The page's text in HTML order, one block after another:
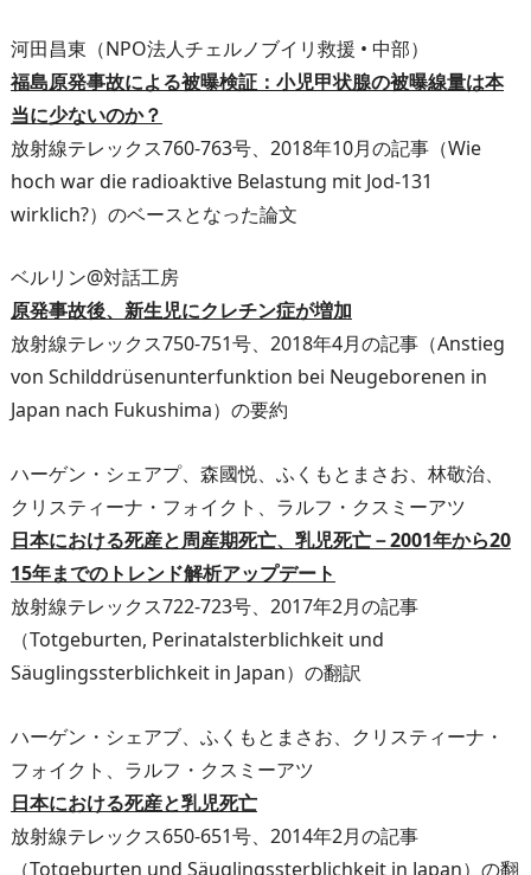
河田昌東（NPO法人チェルノブイリ救援 • 中部）
福島原発事故による被曝検証：小児甲状腺の被曝線量は本
当に少ないのか？
放射線テレックス760-763号、2018年10月の記事（Wie
hoch war die radioaktive Belastung mit Jod-131
wirklich?）のベースとなった論文
ベルリン@対話工房
原発事故後、新生児にクレチン症が増加
放射線テレックス750-751号、2018年4月の記事（Anstieg
von Schilddrüsenunterfunktion bei Neugeborenen in
Japan nach Fukushima）の要約
ハーゲン・シェアプ、森國悦、ふくもとまさお、林敬治、
クリスティーナ・フォイクト、ラルフ・クスミーアツ
日本における死産と周産期死亡、乳児死亡－2001年から20
15年までのトレンド解析アップデート
放射線テレックス722-723号、2017年2月の記事
（Totgeburten, Perinatalsterblichkeit und
Säuglingssterblichkeit in Japan）の翻訳
ハーゲン・シェアブ、ふくもとまさお、クリスティーナ・
フォイクト、ラルフ・クスミーアツ
日本における死産と乳児死亡
放射線テレックス650-651号、2014年2月の記事
（Totgeburten und Säuglingssterblichkeit in Japan）の翻